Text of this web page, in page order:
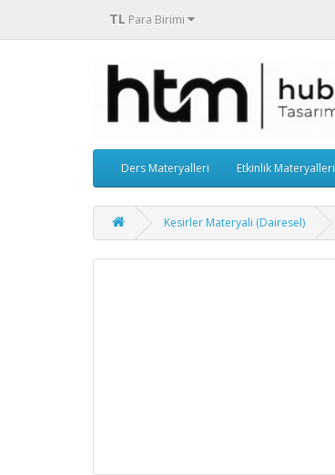
TL Para Birimi
Ders Materyalleri Etkinlik Materyalleri
Kesirler Materyali (Dairesel)